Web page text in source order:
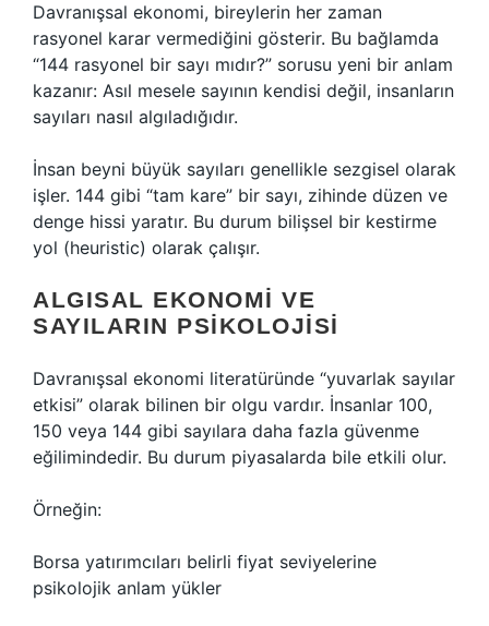
Davranışsal ekonomi, bireylerin her zaman
rasyonel karar vermediğini gösterir. Bu bağlamda
“144 rasyonel bir sayı mıdır?” sorusu yeni bir anlam
kazanır: Asıl mesele sayının kendisi değil, insanların
sayıları nasıl algıladığıdır.
İnsan beyni büyük sayıları genellikle sezgisel olarak
işler. 144 gibi “tam kare” bir sayı, zihinde düzen ve
denge hissi yaratır. Bu durum bilişsel bir kestirme
yol (heuristic) olarak çalışır.
ALGISAL EKONOMI VE
SAYILARIN PSIKOLOJISI
Davranışsal ekonomi literatüründe “yuvarlak sayılar
etkisi” olarak bilinen bir olgu vardır. İnsanlar 100,
150 veya 144 gibi sayılara daha fazla güvenme
eğilimindedir. Bu durum piyasalarda bile etkili olur.
Örneğin:
Borsa yatırımcıları belirli fiyat seviyelerine
psikolojik anlam yükler